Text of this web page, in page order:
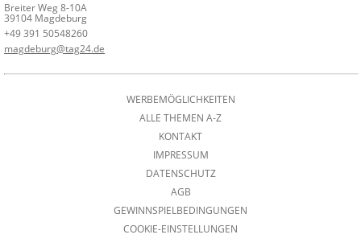
Breiter Weg 8-10A
39104 Magdeburg
+49 391 50548260
magdeburg@tag24.de
WERBEMÖGLICHKEITEN
ALLE THEMEN A-Z
KONTAKT
IMPRESSUM
DATENSCHUTZ
AGB
GEWINNSPIELBEDINGUNGEN
COOKIE-EINSTELLUNGEN